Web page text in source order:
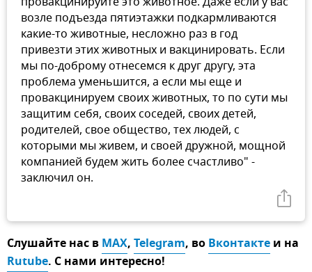
возле подъезда пятиэтажки подкармливаются
какие-то животные, несложно раз в год
привезти этих животных и вакцинировать. Если
мы по-доброму отнесемся к друг другу, эта
проблема уменьшится, а если мы еще и
провакцинируем своих животных, то по сути мы
защитим себя, своих соседей, своих детей,
родителей, свое общество, тех людей, с
которыми мы живем, и своей дружной, мощной
компанией будем жить более счастливо" -
заключил он.
Слушайте нас вMAX,Telegram, воВконтактеи на
Rutube. С нами интересно!